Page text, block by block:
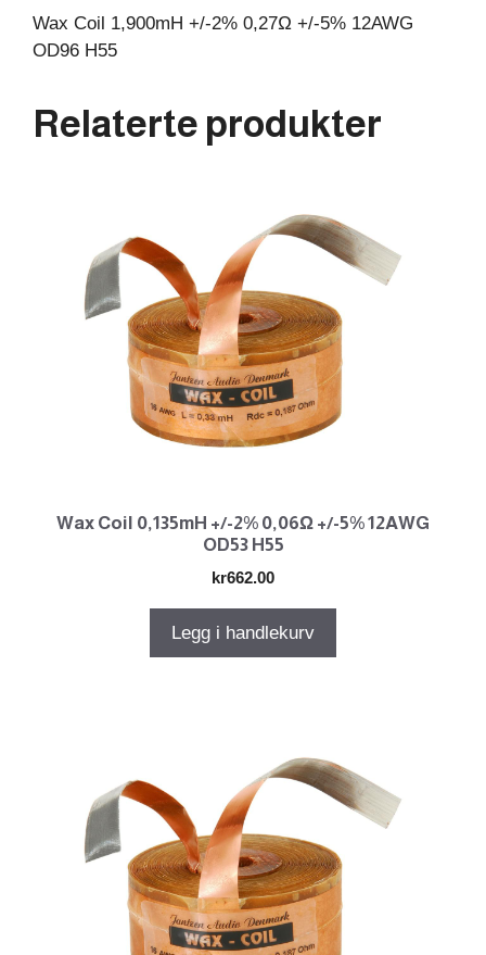
Wax Coil 1,900mH +/-2% 0,27Ω +/-5% 12AWG
OD96 H55
Relaterte produkter
Wax Coil 0,135mH +/-2% 0,06Ω +/-5% 12AWG
OD53 H55
kr662.00
Legg i handlekurv